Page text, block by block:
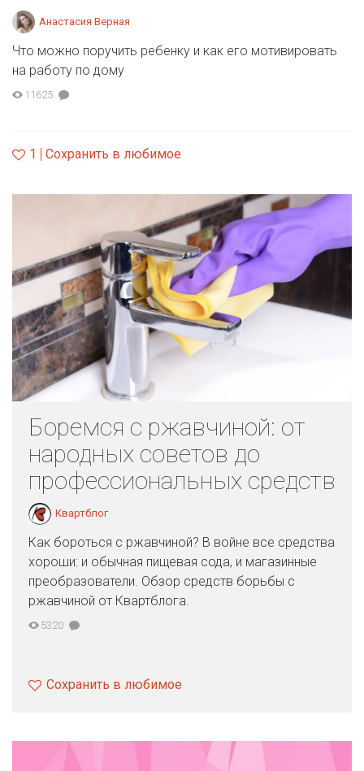
Анастасия Верная
Что можно поручить ребенку и как его мотивировать
на работу по дому
11625
1 Сохранить в любимое
Боремся с ржавчиной: от
народных советов до
профессиональных средств
Квартблог
Как бороться с ржавчиной? В войне все средства
хороши: и обычная пищевая сода, и магазинные
преобразователи. Обзор средств борьбы с
ржавчиной от Квартблога.
5320
Сохранить в любимое